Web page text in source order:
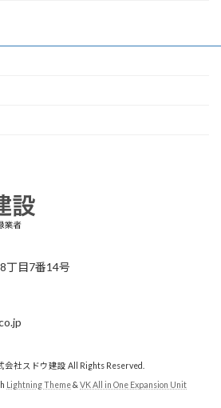
丁目7番14号
会社スドウ建設 All Rights Reserved.
Lightning Theme& VK All in One Expansion Unit